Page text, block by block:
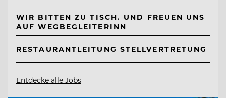
WIR BITTEN ZU TISCH. UND FREUEN UNS
AUF WEGBEGLEITERINN
RESTAURANTLEITUNG STELLVERTRETUNG
Entdecke alle Jobs